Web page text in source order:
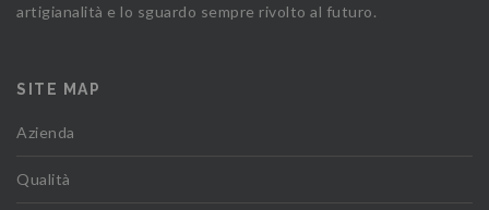
artigianalità e lo sguardo sempre rivolto al futuro.
SITE MAP
Azienda
Qualità